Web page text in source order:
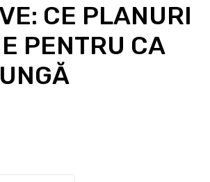
CE PLANURI
PENTRU CA